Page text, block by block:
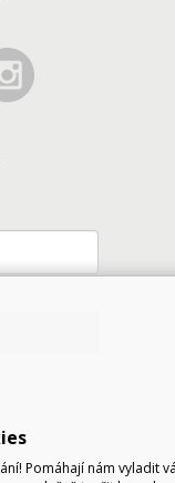
Pomáhají nám vyladit